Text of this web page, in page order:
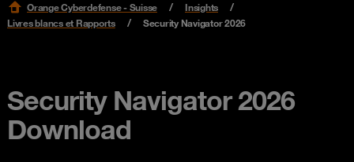
Orange Cyberdefense - Suisse
Insights
Livres blancs et Rapports
Security Navigator 2026
Security Navigator 2026
Download